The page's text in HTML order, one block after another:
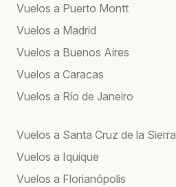
Vuelos a Puerto Montt
Vuelos a Madrid
Vuelos a Buenos Aires
Vuelos a Caracas
Vuelos a Río de Janeiro
Vuelos a Santa Cruz de la Sierra
Vuelos a Iquique
Vuelos a Florianópolis